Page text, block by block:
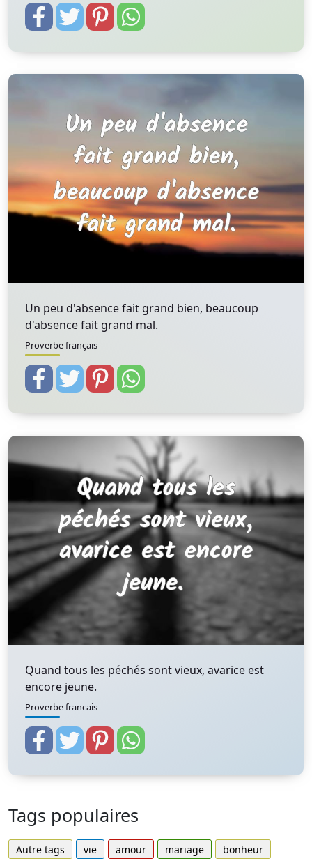
Un peu d'absence fait grand bien, beaucoup
d'absence fait grand mal.
Proverbe français
Quand tous les péchés sont vieux, avarice est
encore jeune.
Proverbe francais
Tags populaires
Autre tags vie amour mariage
bonheur